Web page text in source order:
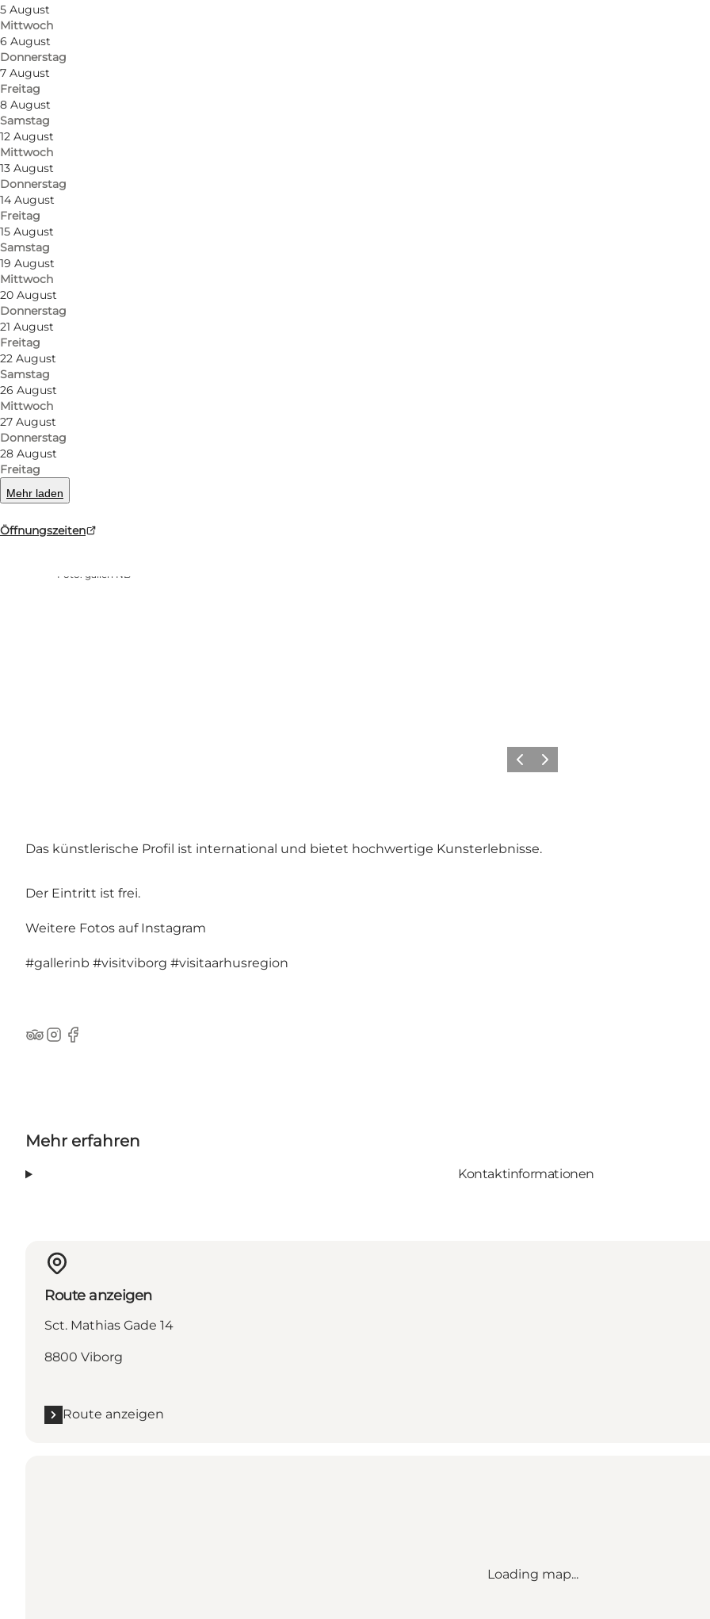
5 August
Mittwoch
6 August
Donnerstag
7 August
Freitag
8 August
Samstag
12 August
Mittwoch
13 August
Donnerstag
14 August
Freitag
15 August
Samstag
19 August
Mittwoch
20 August
Donnerstag
21 August
Freitag
22 August
Samstag
26 August
Mittwoch
27 August
Donnerstag
28 August
Freitag
Mehr laden
Öffnungszeiten
Foto: galleri NB
ZurückWeiter
Das künstlerische Profil ist international und bietet hochwertige Kunsterlebnisse.
Der Eintritt ist frei.
Weitere Fotos auf Instagram
#gallerinb #visitviborg #visitaarhusregion
TripAdvisor
Instagram
Facebook
Mehr erfahren
Kontaktinformationen
Route anzeigen
Sct. Mathias Gade 14
8800 Viborg
Route anzeigen
Loading map...